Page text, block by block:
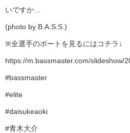
いですか…
(photo by B.A.S.S.)
※全選手のボートを見るにはコチラ↓
https://m.bassmaster.com/slideshow/
#bassmaster
#elite
#daisukeaoki
#青木大介